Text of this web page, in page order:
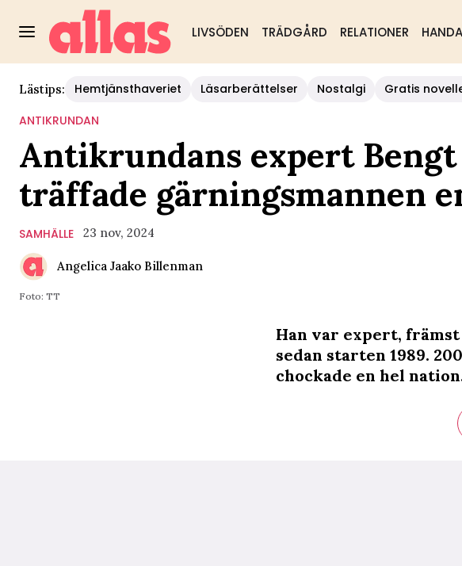
LIVSÖDEN TRÄDGÅRD RELATIONER
Lästips: Hemtjänsthaveriet Läsarberättelser Nostalgi Gratis
ANTIKRUNDAN
Antikrundans expert Bengt
träffade gärningsmannen
SAMHÄLLE 23 nov, 2024
Angelica Jaako Billenman
Foto: TT
Han var expert,
sedan starten 1989.
chockade en hel